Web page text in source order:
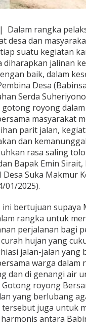
Dalam rangka
desa dan
suatu kegiatan
diharapkan jalinan
baik, dalam
Desa
Serda
royong
masyarakat
parit jalan,
dan
rasa saling
Bapak Emin
Desa Suka Makmur
01/2025).
ini bertujuan supaya
rangka untuk
perjalanan bagi
hujan yang
jalan-jalan yang
warga dalam
dan di genangi air
royong
yang berlubang
tersebut juga untuk
antara